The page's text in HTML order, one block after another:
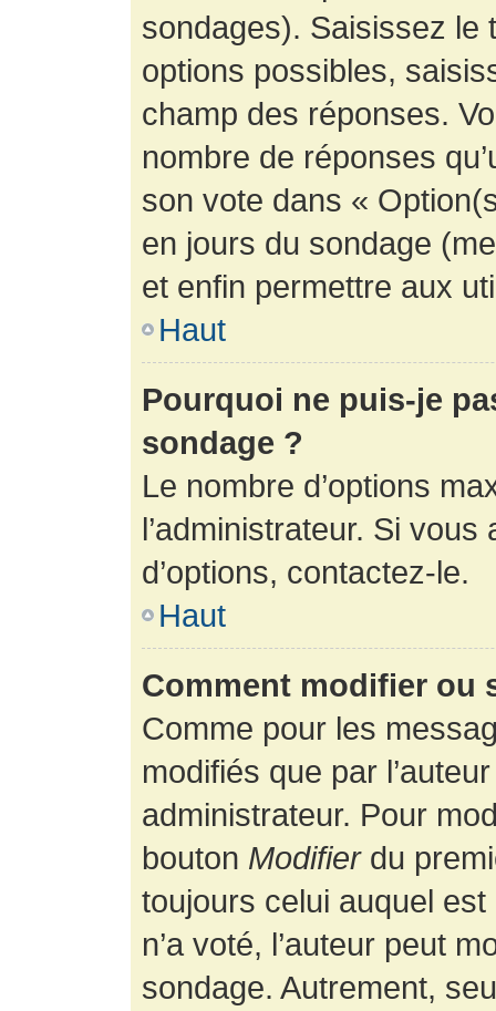
sondages). Saisissez le
options possibles,
champ des réponses.
nombre de réponses
son vote dans «
en jours du sondage
et enfin permettre aux
Haut
Pourquoi ne puis-je
sondage ?
Le nombre d’options
l’administrateur. Si
d’options, contactez-le.
Haut
Comment modifier ou
Comme pour les
modifiés que par
administrateur. Pour
bouton Modifierdu
toujours celui auquel
n’a voté, l’auteur peut
sondage. Autrement,